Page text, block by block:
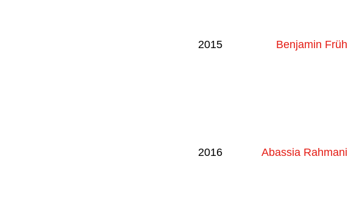
2015 Benjamin Früh
2016 Abassia Rahmani